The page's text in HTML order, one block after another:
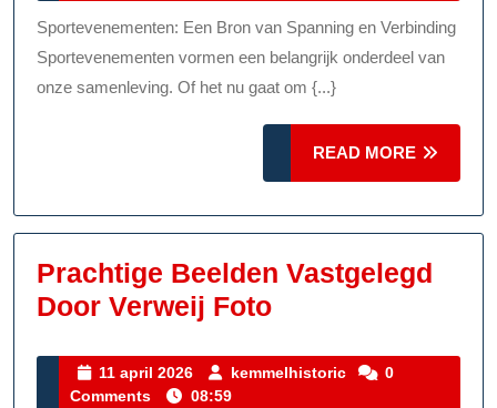
Verbinding,
Spanning
En
Inspiratie
2026
Sportevenementen: Een Bron van Spanning en Verbinding
Sportevenementen vormen een belangrijk onderdeel van
onze samenleving. Of het nu gaat om {...}
READ MORE
MORE
Prachtige Beelden Vastgelegd
Door Verweij FotoPrachtige
Vastgelegd
11 april 2026
11
april
kemmelhistoric kemmelhistoric
0
Comments
08:59